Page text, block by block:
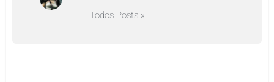
Todos Posts »